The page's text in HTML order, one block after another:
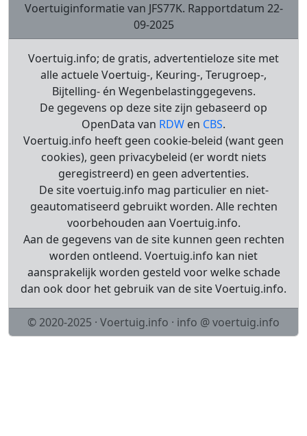
Voertuiginformatie van JFS77K. Rapportdatum 22-
09-2025
Voertuig.info; de gratis, advertentieloze site met
alle actuele Voertuig-, Keuring-, Terugroep-,
Bijtelling- én Wegenbelastinggegevens.
De gegevens op deze site zijn gebaseerd op
OpenData van RDW en CBS.
Voertuig.info heeft geen cookie-beleid (want geen
cookies), geen privacybeleid (er wordt niets
geregistreerd) en geen advertenties.
De site voertuig.info mag particulier en niet-
geautomatiseerd gebruikt worden. Alle rechten
voorbehouden aan Voertuig.info.
Aan de gegevens van de site kunnen geen rechten
worden ontleend. Voertuig.info kan niet
aansprakelijk worden gesteld voor welke schade
dan ook door het gebruik van de site Voertuig.info.
© 2020-2025 · Voertuig.info · info @ voertuig.info